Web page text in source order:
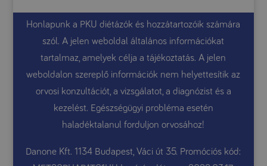
Honlapunk a PKU diétázók és hozzátartozóik számára
szól. A jelen weboldal általános információkat
tartalmaz, amelyek célja a tájékoztatás. A jelen
weboldalon szereplő információk nem helyettesítik az
orvosi konzultációt, a vizsgálatot, a diagnózist és a
kezelést. Egészségügyi probléma esetén
haladéktalanul forduljon orvosához!
Danone Kft. 1134 Budapest, Váci út 35. Promóciós kód: